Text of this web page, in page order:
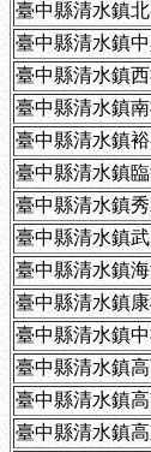
臺中縣清水鎮
臺中縣清水鎮
臺中縣清水鎮
臺中縣清水鎮
臺中縣清水鎮
臺中縣清水鎮
臺中縣清水鎮
臺中縣清水鎮
臺中縣清水鎮
臺中縣清水鎮
臺中縣清水鎮
臺中縣清水鎮
臺中縣清水鎮
臺中縣清水鎮